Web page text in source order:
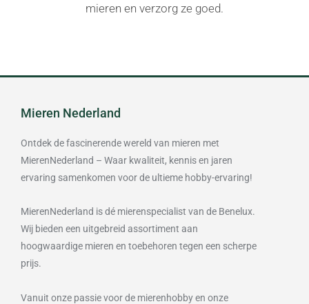
mieren en verzorg ze goed.
Mieren Nederland
Ontdek de fascinerende wereld van mieren met
MierenNederland – Waar kwaliteit, kennis en jaren
ervaring samenkomen voor de ultieme hobby-ervaring!
MierenNederland is dé mierenspecialist van de Benelux.
Wij bieden een uitgebreid assortiment aan
hoogwaardige mieren en toebehoren tegen een scherpe
prijs.
Vanuit onze passie voor de mierenhobby en onze